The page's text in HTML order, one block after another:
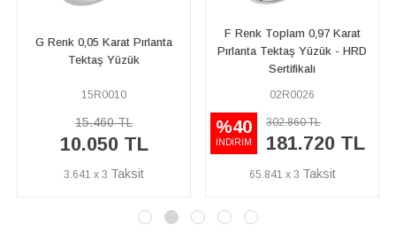
F Renk Toplam 0,97 Karat
Pırlanta Tektaş Yüzük - HRD
%40
İNDİRİM 181.720 TL
65.841 x 3
G Renk 0,29 Karat
35.740 TL
12.949 x 3